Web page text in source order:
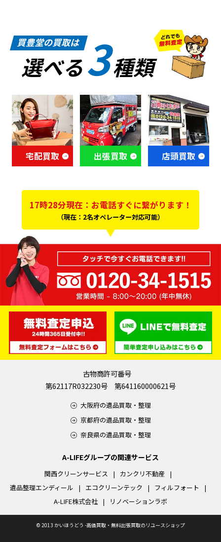
買豊堂の買取は
選べる3種類
宅配買取 出張買取 店頭買取
17時28分現在：お電話すぐに繋がります！
（現在：2名オペレーター対応可能）
古物商許可番号
第62117R032230号 第641160000621号
大阪府の遺品買取・整理
京都府の遺品買取・整理
奈良県の遺品買取・整理
A-LIFEグループの関連サービス
関西クリーンサービス
カンクリ不動産
遺品整理エンディール
エコクリーンテック
フィルフォート
A-LIFE株式会社
リノベーションラボ
© 2013 かいほうどう -高価買取・無料出張買取のリユースショップ